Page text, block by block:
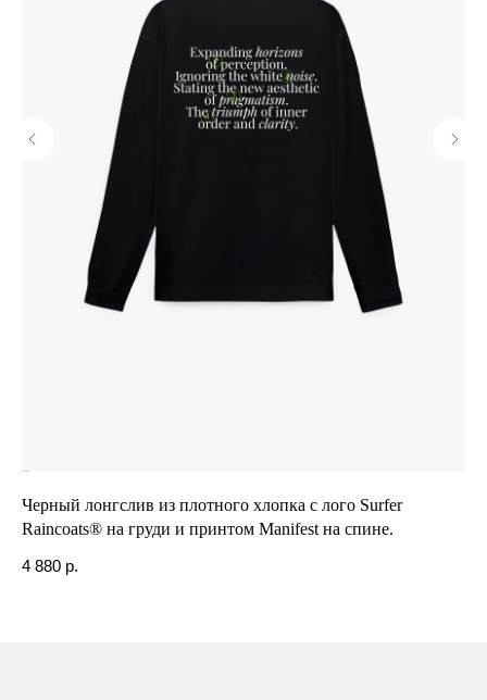
Черный лонгслив из плотного хлопка с лого Surfer
Raincoats® на груди и принтом Manifest на спине.
4 880 р.